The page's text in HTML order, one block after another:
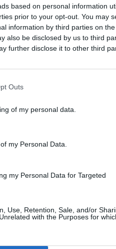
based on personal information
prior to your opt-out. You may
information by third parties on the
also be disclosed by us to third
further disclose it to other third
Outs
of my personal data.
my Personal Data.
my Personal Data for Targeted
Use, Retention, Sale, and/or
with the Purposes for